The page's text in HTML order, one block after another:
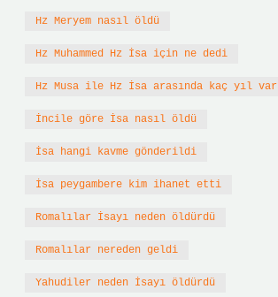
Hz Meryem nasıl öldü
Hz Muhammed Hz İsa için ne dedi
Hz Musa ile Hz İsa arasında kaç yıl var
İncile göre İsa nasıl öldü
İsa hangi kavme gönderildi
İsa peygambere kim ihanet etti
Romalılar İsayı neden öldürdü
Romalılar nereden geldi
Yahudiler neden İsayı öldürdü